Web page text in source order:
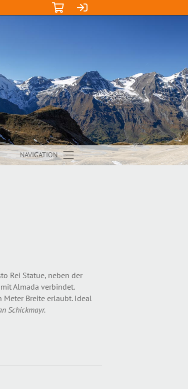
NAVIGATION
Rei Statue, neben der
Almada verbindet.
Breite erlaubt. Ideal
Schickmayr.